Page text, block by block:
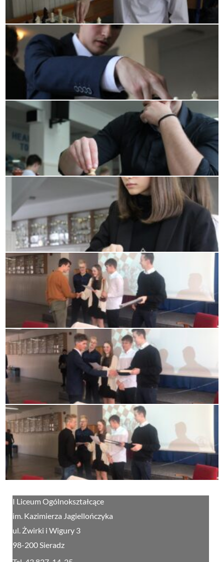
I Liceum Ogólnokształcące
im. Kazimierza Jagiellończyka
ul. Żwirki i Wigury 3
98-200 Sieradz